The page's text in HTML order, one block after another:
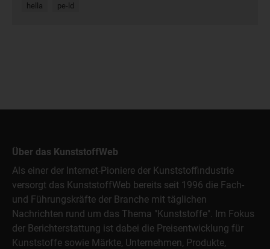
hella
pe-ld
Über das KunststoffWeb
Als einer der Internet-Pioniere der Kunststoffindustrie
versorgt das KunststoffWeb bereits seit 1996 die Fach-
und Führungskräfte der Branche mit täglichen
Nachrichten rund um das Thema "Kunststoffe". Im Fokus
der Berichterstattung ist dabei die Preisentwicklung für
Kunststoffe sowie Märkte, Unternehmen, Produkte,